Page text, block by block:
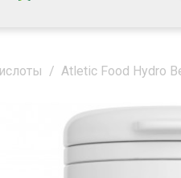
/ Atletic Food Hydro